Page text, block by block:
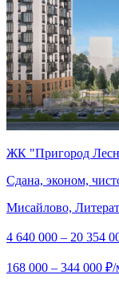
ЖК "Пригород
Сдана, эконом,
Мисайлово,
4 640 000 – 20 354
168 000 – 344 000 ₽/